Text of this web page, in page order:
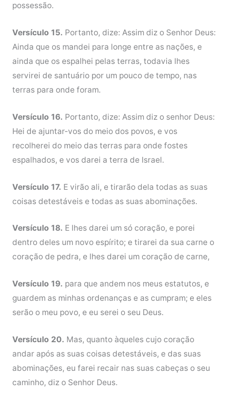
possessão.
Versículo 15. Portanto, dize: Assim diz o Senhor Deus:
Ainda que os mandei para longe entre as nações, e
ainda que os espalhei pelas terras, todavia lhes
servirei de santuário por um pouco de tempo, nas
terras para onde foram.
Versículo 16. Portanto, dize: Assim diz o senhor Deus:
Hei de ajuntar-vos do meio dos povos, e vos
recolherei do meio das terras para onde fostes
espalhados, e vos darei a terra de Israel.
Versículo 17. E virão ali, e tirarão dela todas as suas
coisas detestáveis e todas as suas abominações.
Versículo 18. E lhes darei um só coração, e porei
dentro deles um novo espírito; e tirarei da sua carne o
coração de pedra, e lhes darei um coração de carne,
Versículo 19. para que andem nos meus estatutos, e
guardem as minhas ordenanças e as cumpram; e eles
serão o meu povo, e eu serei o seu Deus.
Versículo 20. Mas, quanto àqueles cujo coração
andar após as suas coisas detestáveis, e das suas
abominações, eu farei recair nas suas cabeças o seu
caminho, diz o Senhor Deus.